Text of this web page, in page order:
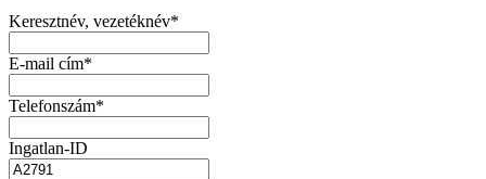
Keresztnév, vezetéknév*
E-mail cím*
Telefonszám*
Ingatlan-ID